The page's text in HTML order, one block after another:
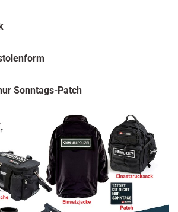
Sonntags-Patch